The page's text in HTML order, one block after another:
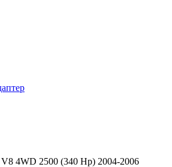
4WD 2500 (340 Hp) 2004-2006